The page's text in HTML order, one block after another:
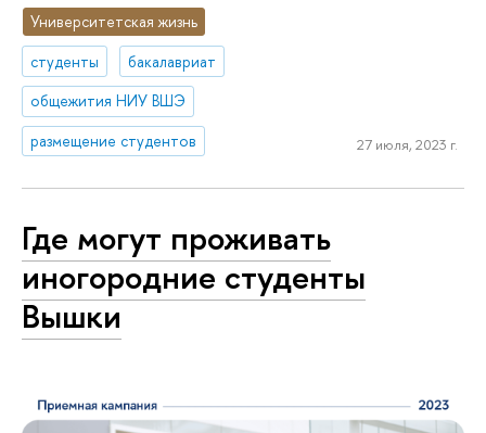
Университетская жизнь
студенты
бакалавриат
общежития НИУ ВШЭ
размещение студентов
27 июля, 2023 г.
Где могут проживать
иногородние студенты
Вышки